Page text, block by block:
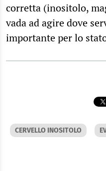
corretta (inositolo,
vada ad agire dove
importante per lo
CERVELLO INOSITOLO